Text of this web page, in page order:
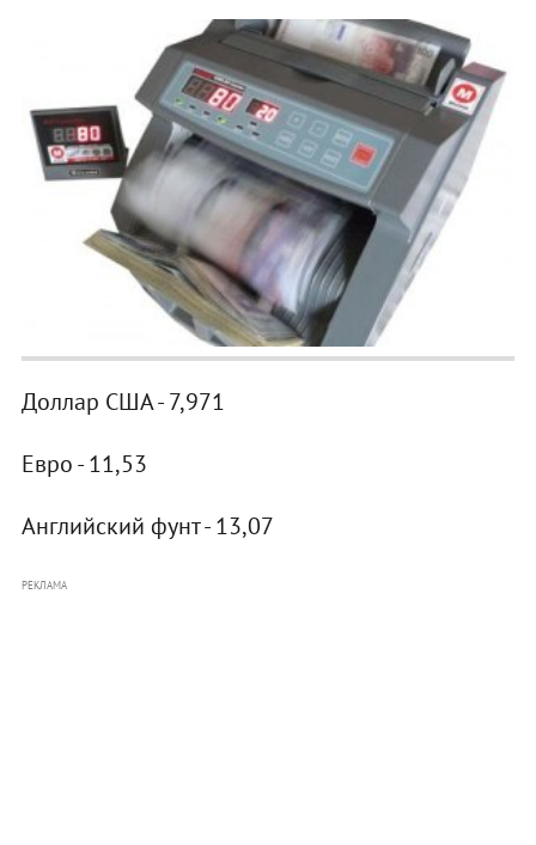
Доллар США - 7,971
Евро - 11,53
Английский фунт - 13,07
РЕКЛАМА